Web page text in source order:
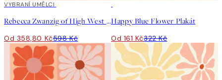
40%*
VYBRANÍ UMĚLCI
Rebecca Zwanzig of High West Wild - Franny Plakát
Od 358,80 Kč598 Kč
Happy Blue Flower Plakát
Od 161 Kč322 Kč